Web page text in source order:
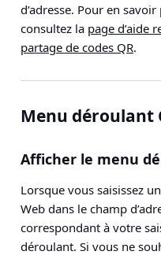
d’adresse. Pour en
consultez la page d’aide
partage de codes QR.
Menu déroulant
Afficher le menu
Lorsque vous saisissez
Web dans le champ
correspondant à votre
déroulant. Si vous ne